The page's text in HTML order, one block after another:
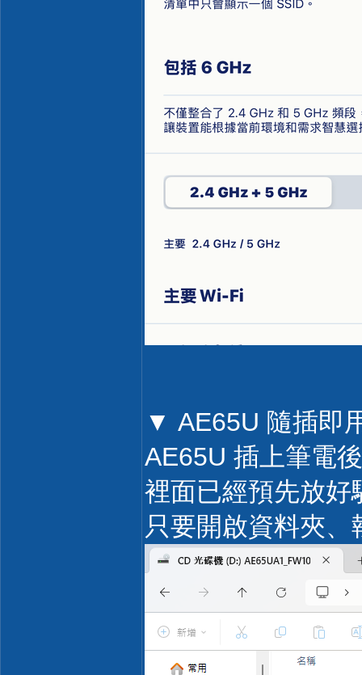
▼ AE65U 隨插即
AE65U 插上筆電
裡面已經預先放好
只要開啟資料夾